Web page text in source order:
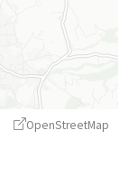
OpenStreetMap